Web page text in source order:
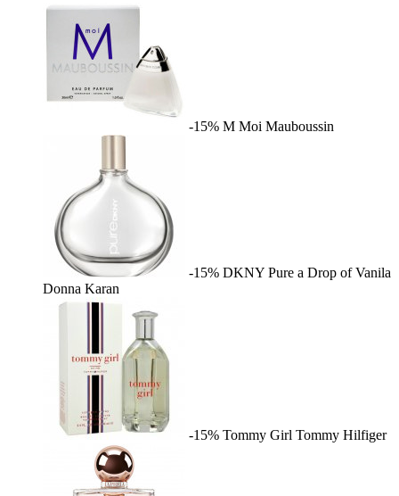
-15% M Moi Mauboussin
-15% DKNY Pure a Drop of Vanila
Donna Karan
-15% Tommy Girl Tommy Hilfiger